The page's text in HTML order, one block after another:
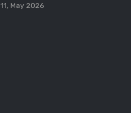
11, May 2026